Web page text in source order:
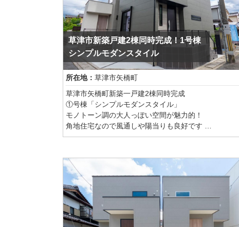
り心地が、日々の暮らしに上質なリラックスタイムを
もたらします。
静かに、そして確かに感じる贅沢。
日常をワンランク上の時間へと導く、ホテルライクな
住空間です。
草津市新築戸建2棟同時完成！1号棟
シンプルモダンスタイル
所在地： 草津市矢橋町
草津市矢橋町新築一戸建2棟同時完成
①号棟「シンプルモダンスタイル」
モノトーン調の大人っぽい空間が魅力的！
角地住宅なので風通しや陽当りも良好です
フラット外壁と、木枠コンクリート外壁の組み合わせ